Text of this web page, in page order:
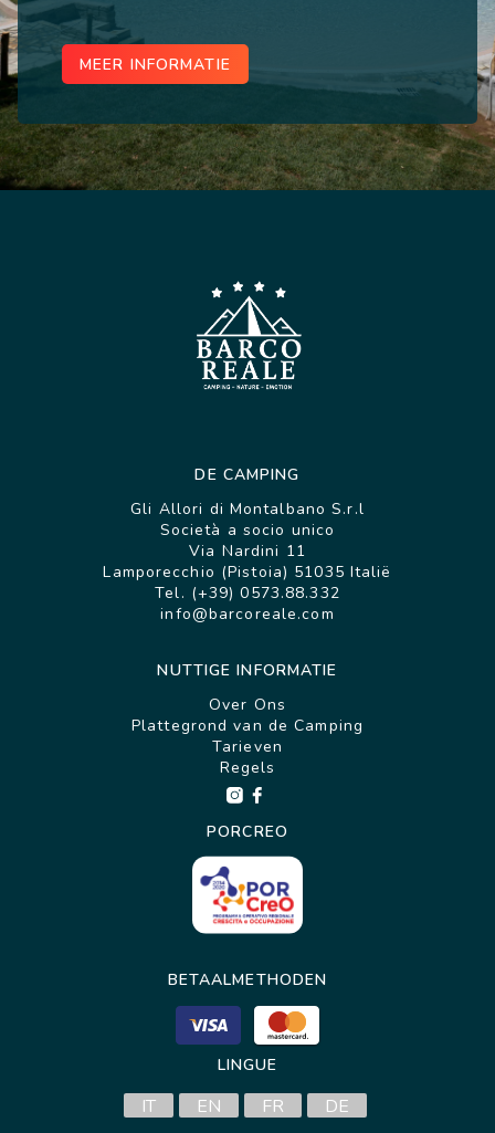
MEER INFORMATIE
DE CAMPING
Gli Allori di Montalbano S.r.l
Società a socio unico
Via Nardini 11
Lamporecchio (Pistoia) 51035 Italië
Tel. (+39) 0573.88.332
info@barcoreale.com
NUTTIGE INFORMATIE
Over Ons
Plattegrond van de Camping
Tarieven
Regels
PORCREO
BETAALMETHODEN
LINGUE
IT EN FR DE